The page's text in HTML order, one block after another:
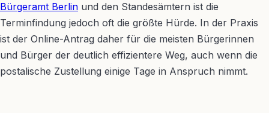
Bürgeramt Berlin und den Standesämtern ist die
Terminfindung jedoch oft die größte Hürde. In der Praxis
ist der Online-Antrag daher für die meisten Bürgerinnen
und Bürger der deutlich effizientere Weg, auch wenn die
postalische Zustellung einige Tage in Anspruch nimmt.